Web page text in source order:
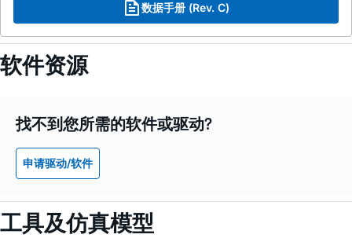
数据手册 (Rev. C)
软件资源
找不到您所需的软件或驱动?
申请驱动/软件
工具及仿真模型